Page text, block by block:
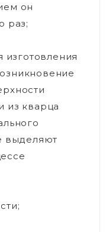
он
раз;
изготовления
из кварца
выделяют